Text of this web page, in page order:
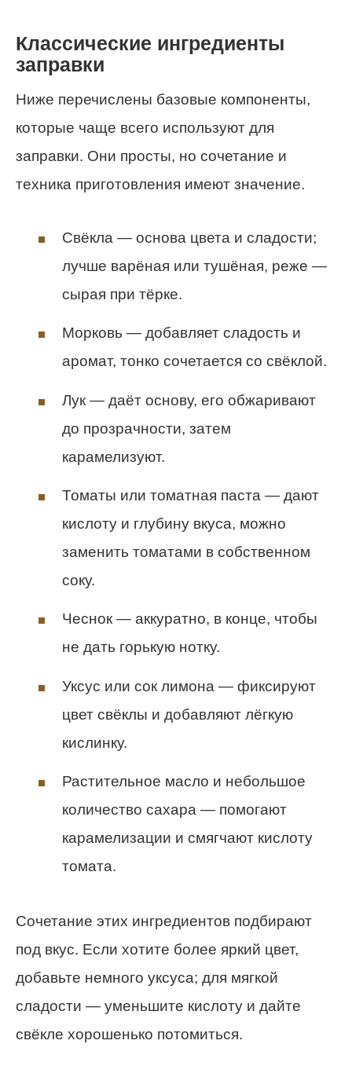
Классические ингредиенты
заправки
Ниже перечислены базовые компоненты,
которые чаще всего используют для
заправки. Они просты, но сочетание и
техника приготовления имеют значение.
Свёкла — основа цвета и сладости;
лучше варёная или тушёная, реже —
сырая при тёрке.
Морковь — добавляет сладость и
аромат, тонко сочетается со свёклой.
Лук — даёт основу, его обжаривают
до прозрачности, затем
карамелизуют.
Томаты или томатная паста — дают
кислоту и глубину вкуса, можно
заменить томатами в собственном
соку.
Чеснок — аккуратно, в конце, чтобы
не дать горькую нотку.
Уксус или сок лимона — фиксируют
цвет свёклы и добавляют лёгкую
кислинку.
Растительное масло и небольшое
количество сахара — помогают
карамелизации и смягчают кислоту
томата.
Сочетание этих ингредиентов подбирают
под вкус. Если хотите более яркий цвет,
добавьте немного уксуса; для мягкой
сладости — уменьшите кислоту и дайте
свёкле хорошенько потомиться.